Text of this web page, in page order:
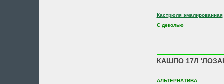
Кастрюля эмалированная
С деколью
КАШПО 17Л
АЛЬТЕРНАТИВА